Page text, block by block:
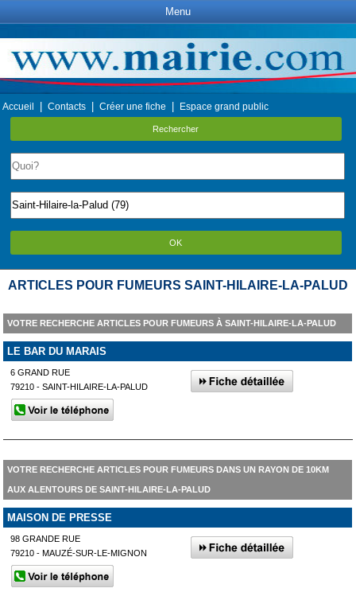
Menu
Accueil Contacts Créer une fiche Espace grand public
Rechercher
OK
ARTICLES POUR FUMEURS SAINT-HILAIRE-LA-PALUD
VOTRE RECHERCHE ARTICLES POUR FUMEURS À SAINT-HILAIRE-LA-PALUD
LE BAR DU MARAIS
6 GRAND RUE
79210 - SAINT-HILAIRE-LA-PALUD
VOTRE RECHERCHE ARTICLES POUR FUMEURS DANS UN RAYON DE 10KM
AUX ALENTOURS DE SAINT-HILAIRE-LA-PALUD
MAISON DE PRESSE
98 GRANDE RUE
79210 - MAUZÉ-SUR-LE-MIGNON